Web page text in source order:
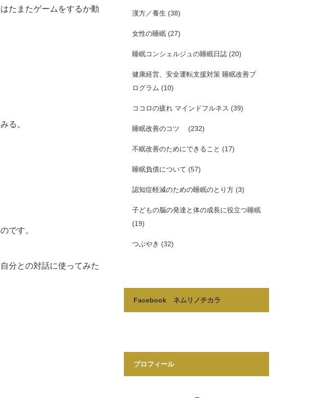
たまたゲームをするか動
る。
です。
分との対話に使ってみた
漢方／養生 (38)
女性の睡眠 (27)
睡眠コンシェルジュの睡眠日誌 (20)
健康経営、安全運転支援対策 睡眠改善プ
ログラム (10)
ココロの疲れ マインドフルネス (39)
睡眠改善のコツ (232)
不眠改善のためにできること (17)
睡眠負債について (57)
認知症軽減のための睡眠のとり方 (3)
子どもの脳の発達と体の成長に役立つ睡眠
(19)
つぶやき (32)
Facebook ネムリノチカラ
プロフィール